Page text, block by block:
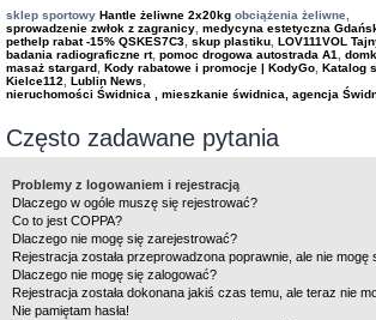
sklep sportowy Hantle żeliwne 2x20kg obciążenia żeliwne,
sprowadzenie zwłok z zagranicy medycyna estetyczna
pethelp rabat -15% QSKES7C3 skup plastiku LOV111VOL
badania radiograficzne rt, pomoc drogowa autostrada A1
masaż stargard Kody rabatowe i promocje | KodyGo Katalog
Kielce112
Lublin News
nieruchomości Świdnica , mieszkanie świdnica, agencja
Często zadawane pytania
Problemy z logowaniem i rejestracją
Dlaczego w ogóle muszę się rejestrować?
Co to jest COPPA?
Dlaczego nie mogę się zarejestrować?
Rejestracja została przeprowadzona poprawnie, ale nie mogę
Dlaczego nie mogę się zalogować?
Rejestracja została dokonana jakiś czas temu, ale teraz nie
Nie pamiętam hasła!